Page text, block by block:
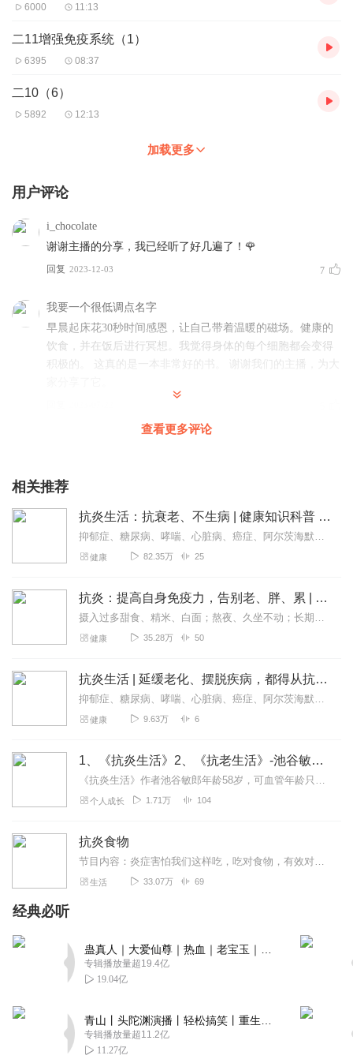
6000 11:13
二11增强免疫系统（1）
6395 08:37
二10（6）
5892 12:13
加载更多
用户评论
i_chocolate
谢谢主播的分享，我已经听了好几遍了！🌹
回复 2023-12-03 7
我要一个很低调点名字
早晨起床花30秒时间感恩，让自己带着温暖的磁场。健康的
饮食，并在饭后进行冥想。我觉得身体的每个细胞都会变得
积极的。 这真的是一本非常好的书。 谢谢我们的主播，为大
了！
听友38459718
声音好听，哪天读下，人为什么会生病，这本书
人间有味是清欢t
受益良多👍 改善生活习惯是健康生活的第一步！ 乐观心态是
2023-06-10 3
微信绑定的账号
2023-12-08 1
听友87178871
2023-07-31
罗斯颜
声音好听，提升身体认知
魏兆康
请问：你还有其他作品吗？谢谢！
查看更多评论
相关推荐
抗炎生活：抗衰老、不生病 | 健康知识科普 | 健康养生
抑郁症、糖尿病、哮喘、心脏病、癌症、阿尔茨海默病……这些乍看毫无关系的疾病，其实背后都与慢性炎症有关！虽然年龄增长所伴随的不可抗拒因素，以及其他许多现代医学无法...
健康 82.35万 25
抗炎：提高自身免疫力，告别老、胖、累 | 老的快、不孕不育、脑中风等90%的病症及癌症，都是炎症引发的！
摄入过多甜食、精米、白面；熬夜、久坐不动；长期处于高压、焦虑状态……这些你忽略的生活方式，都会导致炎症的发生！抗炎的关键：抗氧化、抗衰老、抗癌化，别让小病痛发展...
健康 35.28万 50
抗炎生活 | 延缓老化、摆脱疾病，都得从抗发炎做起
抑郁症、糖尿病、哮喘、心脏病、癌症、阿尔茨海默病……这些乍看毫无关系的疾病，其实背后都与慢性炎症有关。虽然年龄增长所伴随的不可抗拒因素，以及其他许多现代医学无法...
健康 9.63万 6
1、《抗炎生活》2、《抗老生活》-池谷敏郎（日本）
《抗炎生活》作者池谷敏郎年龄58岁，可血管年龄只有28岁，体脂率也只有10%。他结合多年从医经验和亲身经历，总结出养护血管的医学“返老还童”法，涵盖“止老饮食”...
个人成长 1.71万 104
抗炎食物
节目内容：炎症害怕我们这样吃，吃对食物，有效对抗慢性炎症主播介绍：分享书中真知识的主播适合人群：所有想低成本改善健康的人你将收获：低成本指导生活
生活 33.07万 69
经典必听
专辑播放量超19.4亿
19.04亿
专辑播放量超11.2亿
11.27亿